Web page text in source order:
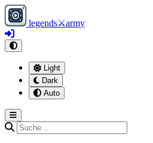
legends⚔army
Light
Dark
Auto